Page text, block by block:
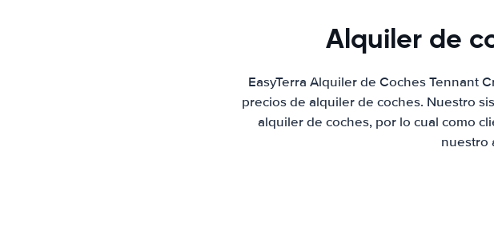
Alquiler de
EasyTerra Alquiler de Coches Tennant
precios de alquiler de coches. Nuestro
alquiler de coches, por lo cual como
nuestro